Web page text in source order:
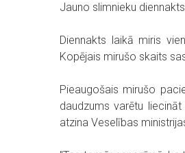
Jauno slimnieku
Diennakts laikā miris
Kopējais mirušo skaits
Pieaugošais mirušo
daudzums varētu
atzina Veselības